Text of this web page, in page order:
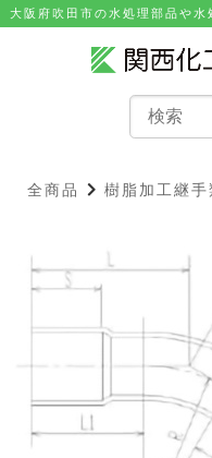
⼤阪府吹⽥市の⽔処理部品や
全商品 樹脂加工継手